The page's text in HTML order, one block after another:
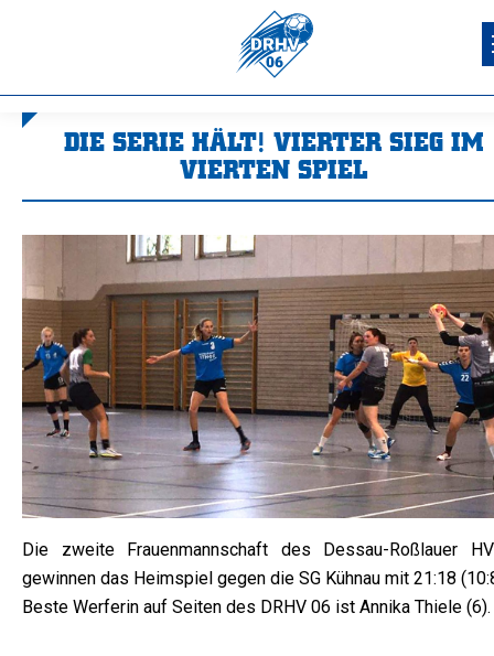
DIE SERIE HÄLT! VIERTER SIEG IM
VIERTEN SPIEL
Die zweite Frauenmannschaft des Dessau-Roßlauer
gewinnen das Heimspiel gegen die SG Kühnau mit 21:18
Beste Werferin auf Seiten des DRHV 06 ist Annika Thiele (6).